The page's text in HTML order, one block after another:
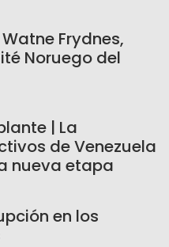
Frydnes,
Noruego del
| La
de Venezuela
nueva etapa
en los